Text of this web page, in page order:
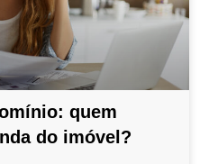
quem
do imóvel?